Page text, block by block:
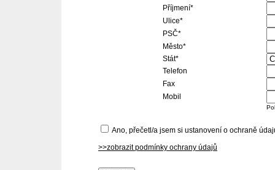
Příjmení*
Ulice*
PSČ*
Město*
Stát*
Telefon
Fax
Mobil
Ano, přečetl/a jsem si ustanovení o ochraně
>>zobrazit podmínky ochrany údajů